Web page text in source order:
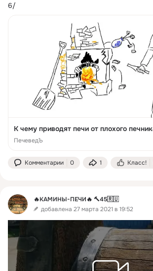
6/
К чему приводят печи от плохого
ПечеведЪ
Комментарии 0 1 Класс!
🔥КАМИНЫ-ПЕЧИ🔥 🔨45🇷🇺
добавлена 27 марта 2021 в 19:52